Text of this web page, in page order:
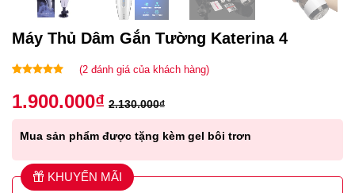
Máy Thủ Dâm Gắn Tường Katerina 4
dựa trên
(2đánh giá của khách hàng)
1.900.000₫ 2.130.000₫
Mua sản phẩm được tặng kèm gel bôi trơn
KHUYẾN MÃI